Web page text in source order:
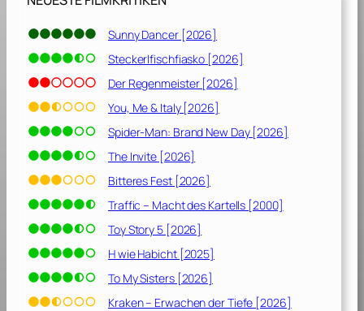
c
k
e
i
–
R
i
d
e
r
s
o
f
Sunny Dancer [2026]
Steckerlfischfiasko [2026]
Der Regenmeister [2026]
You, Me & Italy [2026]
Spider-Man: Brand New Day [2026]
The Invite [2026]
Bitteres Fest [2026]
Traffic – Macht des Kartells [2000]
Toy Story 5 [2026]
H wie Habicht [2025]
To My Sisters [2026]
Kraken – Erwachen der Tiefe [2026]